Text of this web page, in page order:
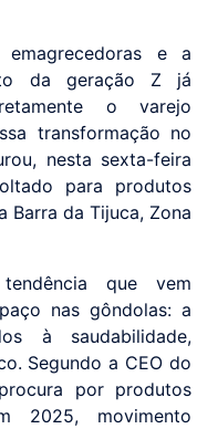
e a
da geração Z já
o varejo
transformação no
nesta sexta-feira
para produtos
Barra da Tijuca, Zona
que vem
nas gôndolas: a
à saudabilidade,
Segundo a CEO do
por produtos
2025, movimento